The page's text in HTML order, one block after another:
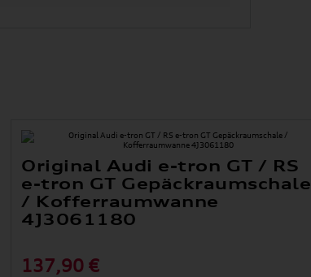
Original Audi e-tron GT / RS
e-tron GT Gepäckraumschale
/ Kofferraumwanne
4J3061180
137,90 €